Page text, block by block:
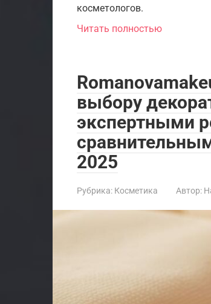
косметологов.
Читать полностью
выбору
экспертными
2025
Рубрика: Косметика Автор: